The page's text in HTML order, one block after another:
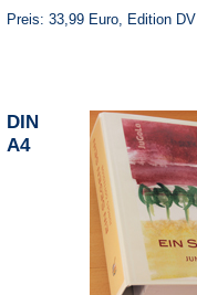
Preis: 33,99 Euro, Edition
DIN
A4